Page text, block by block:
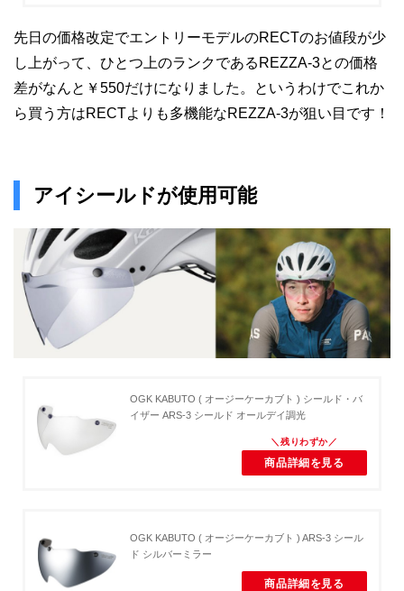
先日の価格改定でエントリーモデルのRECTのお値段が少
し上がって、ひとつ上のランクであるREZZA-3との価格
差がなんと￥550だけになりました。というわけでこれか
ら買う方はRECTよりも多機能なREZZA-3が狙い目です！
アイシールドが使用可能
OGK KABUTO ( オージーケーカブト ) シールド・バ
イザー ARS-3 シールド オールデイ調光
商品詳細を見る
OGK KABUTO ( オージーケーカブト ) ARS-3 シール
ド シルバーミラー
商品詳細を見る